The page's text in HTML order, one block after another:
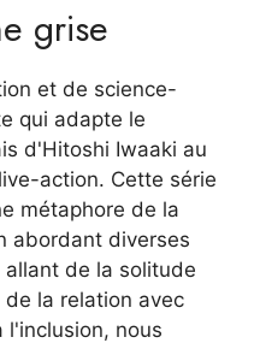
grise
et de science-
qui adapte le
d'Hitoshi Iwaaki au
action. Cette série
métaphore de la
abordant diverses
de la solitude
la relation avec
l'inclusion, nous